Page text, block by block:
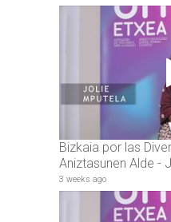
Bizkaia por las
Aniztasunen Alde -
3 weeks ago